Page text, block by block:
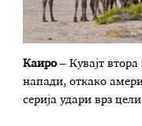
Каиро– Кувајт
напади, откако
серија удари врз